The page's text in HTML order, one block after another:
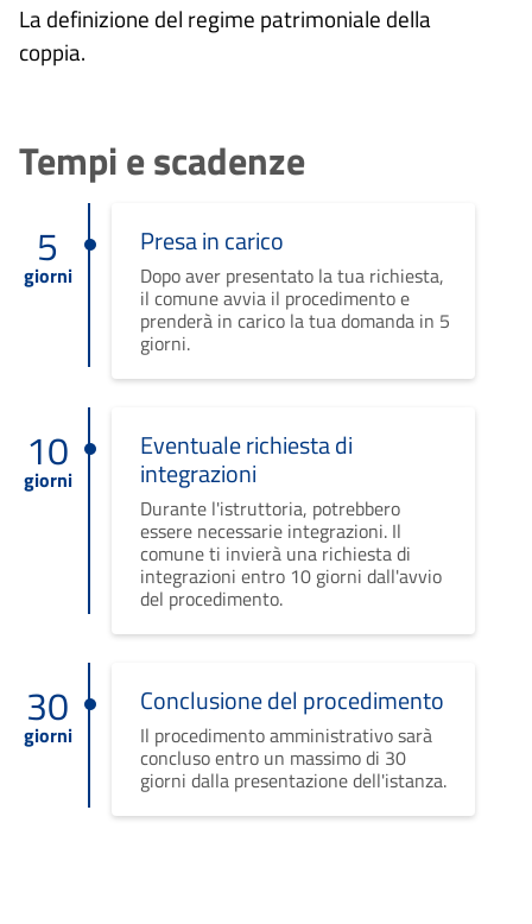
La definizione del regime patrimoniale della
coppia.
Tempi e scadenze
5
giorni
Presa in carico
Dopo aver presentato la tua richiesta,
il comune avvia il procedimento e
prenderà in carico la tua domanda in 5
giorni.
10
giorni
Eventuale richiesta di
integrazioni
Durante l'istruttoria, potrebbero
essere necessarie integrazioni. Il
comune ti invierà una richiesta di
integrazioni entro 10 giorni dall'avvio
del procedimento.
30
giorni
Conclusione del procedimento
Il procedimento amministrativo sarà
concluso entro un massimo di 30
giorni dalla presentazione dell'istanza.